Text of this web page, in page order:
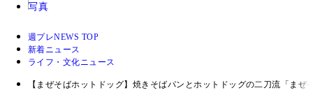
写真
週プレNEWS TOP
新着ニュース
ライフ・文化ニュース
【まぜそばホットドッグ】焼きそばパンとホットドッグの二刀流「ま